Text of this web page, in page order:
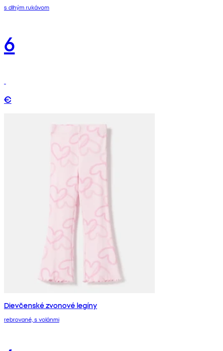
s dlhým rukávom
6
€
Dievčenské zvonové legíny
rebrované, s volánmi